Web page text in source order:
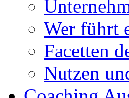
Wer führt
Facetten
Nutzen